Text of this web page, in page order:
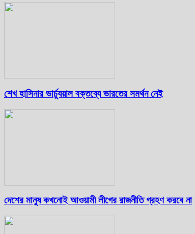
শেখ হাসিনার ভার্চ্যুয়াল বক্তব্যে ভারতের সমর্থন নেই
দেশের মানুষ কখনোই আওয়ামী লীগের রাজনীতি গ্রহণ করবে না